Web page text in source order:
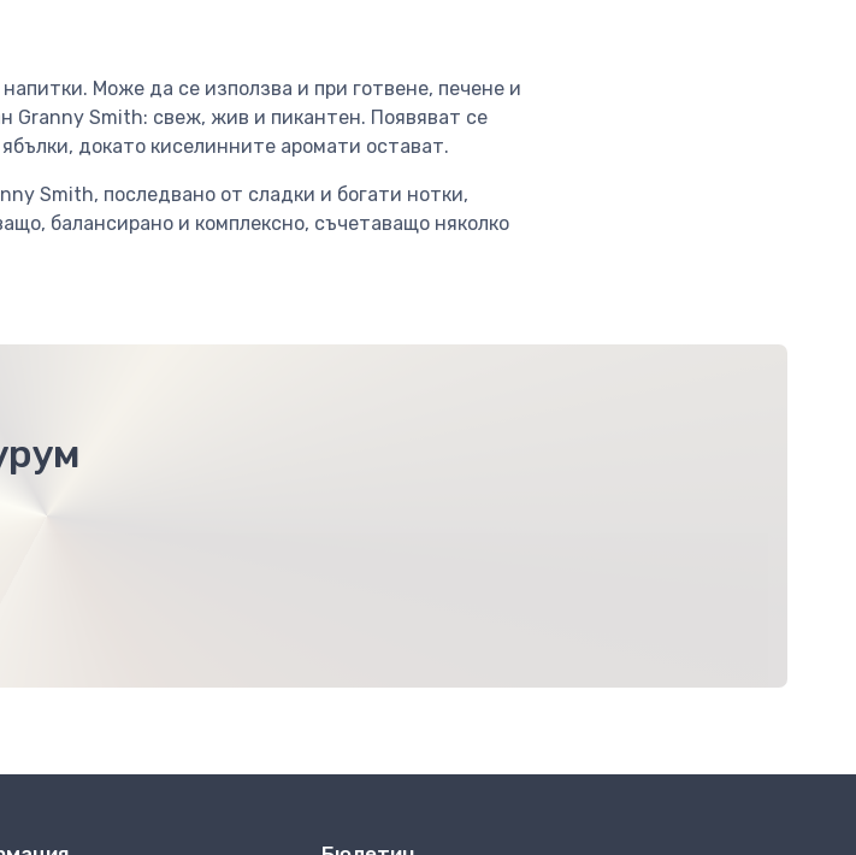
Може да се използва и при готвене, печене и
Granny Smith: свеж, жив и пикантен. Появяват се
докато киселинните аромати остават.
Smith, последвано от сладки и богати нотки,
балансирано и комплексно, съчетаващо няколко